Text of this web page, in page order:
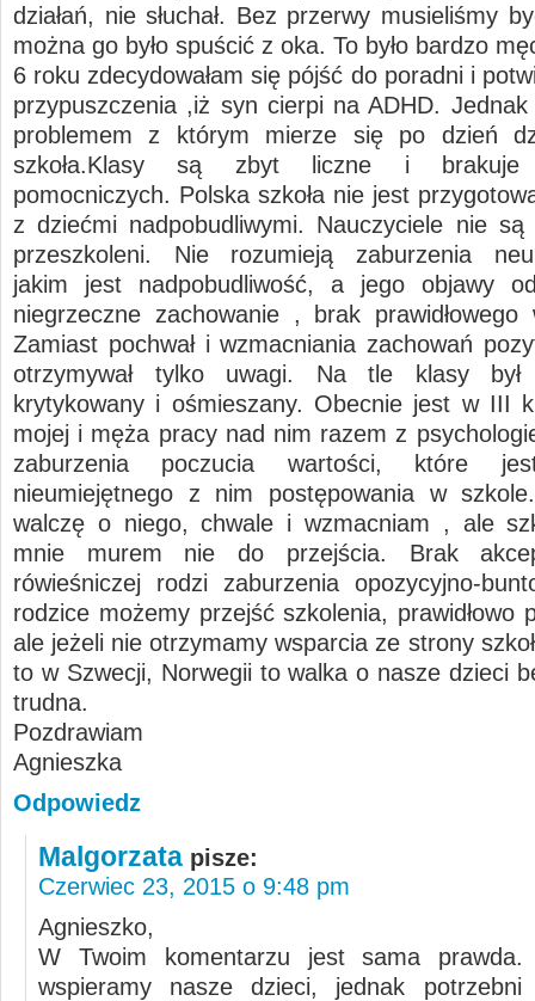
działań, nie słuchał. Bez przerwy musieliśmy
można go było spuścić z oka. To było bardzo
6 roku zdecydowałam się pójść do poradni i
przypuszczenia ,iż syn cierpi na ADHD. Jednak
problemem z którym mierze się po dzień
szkoła.Klasy są zbyt liczne i brakuje
pomocniczych. Polska szkoła nie jest
z dziećmi nadpobudliwymi. Nauczyciele nie są
przeszkoleni. Nie rozumieją zaburzenia
jakim jest nadpobudliwość, a jego objawy
niegrzeczne zachowanie , brak prawidłowego
Zamiast pochwał i wzmacniania zachowań
otrzymywał tylko uwagi. Na tle klasy był
krytykowany i ośmieszany. Obecnie jest w III
mojej i męża pracy nad nim razem z
zaburzenia poczucia wartości, które
nieumiejętnego z nim postępowania w
walczę o niego, chwale i wzmacniam , ale
mnie murem nie do przejścia. Brak
rówieśniczej rodzi zaburzenia opozycyjno-
rodzice możemy przejść szkolenia, prawidłowo
ale jeżeli nie otrzymamy wsparcia ze strony
to w Szwecji, Norwegii to walka o nasze dzieci
trudna.
Pozdrawiam
Agnieszka
Odpowiedz
Malgorzata pisze:
Czerwiec 23, 2015 o 9:48 pm
Agnieszko,
W Twoim komentarzu jest sama
wspieramy nasze dzieci, jednak potrzebni